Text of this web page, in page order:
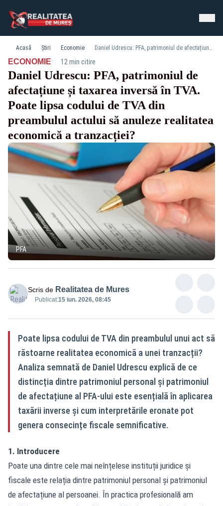
Acasă Știri Economie Daniel Udrescu: PFA, patrimoniul de afectațiune și taxarea inversă în TVA. Poate lipsa codului de TVA din preambulul actului să anuleze realitatea economică a tranzacției?
ECONOMIE· 12 min citire
Daniel Udrescu: PFA, patrimoniul de
afectațiune și taxarea inversă în TVA.
Poate lipsa codului de TVA din
preambulul actului să anuleze realitatea
economică a tranzacției?
PFA
Scris de Realitatea de Mures
Publicat:15 iun. 2026, 08:45
Poate lipsa codului de TVA din preambulul unui act să
răstoarne realitatea economică a unei tranzacții?
Analiza semnată de Daniel Udrescu explică de ce
distincția dintre patrimoniul personal și patrimoniul
de afectațiune al PFA-ului este esențială în aplicarea
taxării inverse și cum interpretările eronate pot
genera consecințe fiscale semnificative.
1. Introducere
Poate una dintre cele mai neînțelese instituții juridice și
fiscale este relația dintre patrimoniul personal și patrimoniul
de afectațiune al persoanei. În practica profesională am